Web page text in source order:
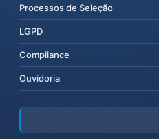
Processos de Seleção
LGPD
Compliance
Ouvidoria